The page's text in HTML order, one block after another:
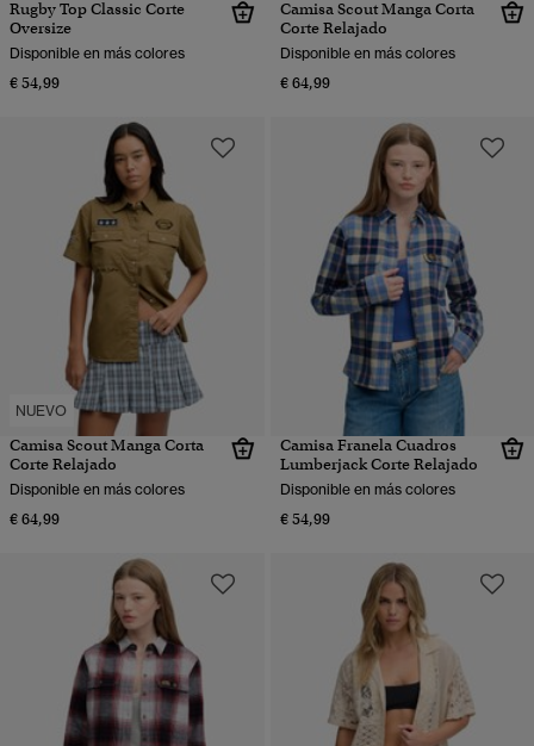
Rugby Top Classic Corte
Oversize
Disponible en más colores
€ 54,99
Camisa Scout Manga Corta
Corte Relajado
Disponible en más colores
€ 64,99
NUEVO
Camisa Scout Manga Corta
Corte Relajado
Disponible en más colores
€ 64,99
Camisa Franela Cuadros
Lumberjack Corte Relajado
Disponible en más colores
€ 54,99